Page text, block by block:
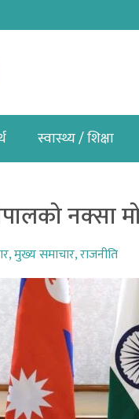
स्वास्थ्य / शिक्षा
नक्सा
,मुख्य समाचार,राजनीति